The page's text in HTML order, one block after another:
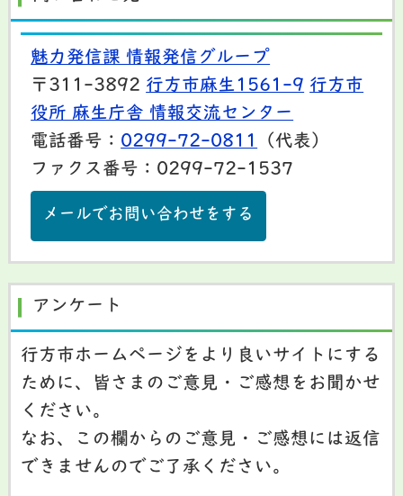
魅力発信課 情報発信グループ
〒311-3892 行方市麻生1561-9 行方市
役所 麻生庁舎 情報交流センター
電話番号： 0299-72-0811
（代表）
ファクス番号：0299-72-1537
メールでお問い合わせをする
アンケート
行方市ホームページをより良いサイトにする
ために、皆さまのご意見・ご感想をお聞かせ
ください。
なお、この欄からのご意見・ご感想には返信
できませんのでご了承ください。